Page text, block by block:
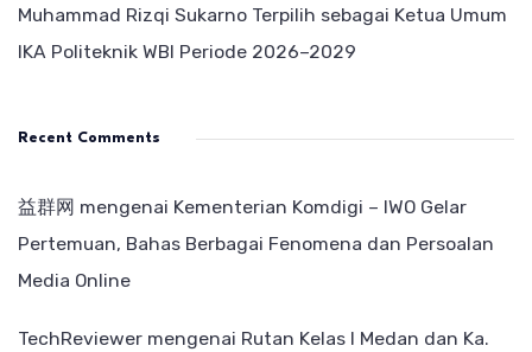
Muhammad Rizqi Sukarno Terpilih sebagai Ketua Umum
IKA Politeknik WBI Periode 2026–2029
Recent Comments
益群网 mengenai Kementerian Komdigi – IWO Gelar
Pertemuan, Bahas Berbagai Fenomena dan Persoalan
Media Online
TechReviewer mengenai Rutan Kelas I Medan dan Ka.